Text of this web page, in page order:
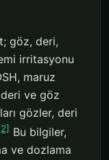
göz, deri,
irritasyonu
maruz
deri ve göz
gözler, deri
Bu bilgiler,
ve dozlama